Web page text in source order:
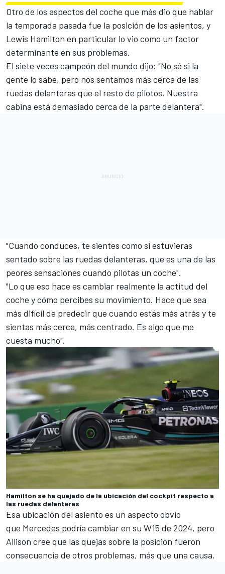
Otro de los aspectos del coche que más dio que hablar
la temporada pasada fue la posición de los asientos, y
Lewis Hamilton en particular lo vio como un factor
determinante en sus problemas.
El siete veces campeón del mundo dijo: "No sé si la
gente lo sabe, pero nos sentamos más cerca de las
ruedas delanteras que el resto de pilotos. Nuestra
cabina está demasiado cerca de la parte delantera".
"Cuando conduces, te sientes como si estuvieras
sentado sobre las ruedas delanteras, que es una de las
peores sensaciones cuando pilotas un coche".
"Lo que eso hace es cambiar realmente la actitud del
coche y cómo percibes su movimiento. Hace que sea
más difícil de predecir que cuando estás más atrás y te
sientas más cerca, más centrado. Es algo que me
cuesta mucho".
Hamilton se ha quejado de la ubicación del cockpit respecto a
las ruedas delanteras
Esa ubicación del asiento es un aspecto obvio
que Mercedes podría cambiar en su W15 de 2024, pero
Allison cree que las quejas sobre la posición fueron
consecuencia de otros problemas, más que una causa.